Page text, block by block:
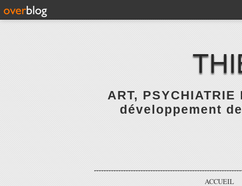
ART,
développement
ACCUEIL